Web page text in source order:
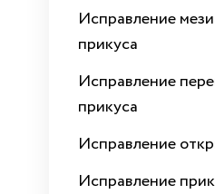
Исправление
прикуса
Исправление
прикуса
Исправление
Исправление